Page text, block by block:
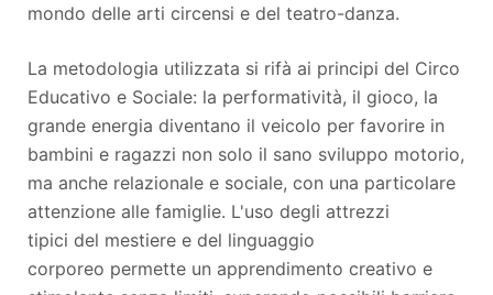
mondo delle arti circensi e del teatro-danza.
La metodologia utilizzata si rifà ai principi del Circo
Educativo e Sociale: la performatività, il gioco, la
grande energia diventano il veicolo per favorire in
bambini e ragazzi non solo il sano sviluppo motorio,
ma anche relazionale e sociale, con una particolare
attenzione alle famiglie. L'uso degli attrezzi
tipici del mestiere e del linguaggio
corporeo permette un apprendimento creativo e